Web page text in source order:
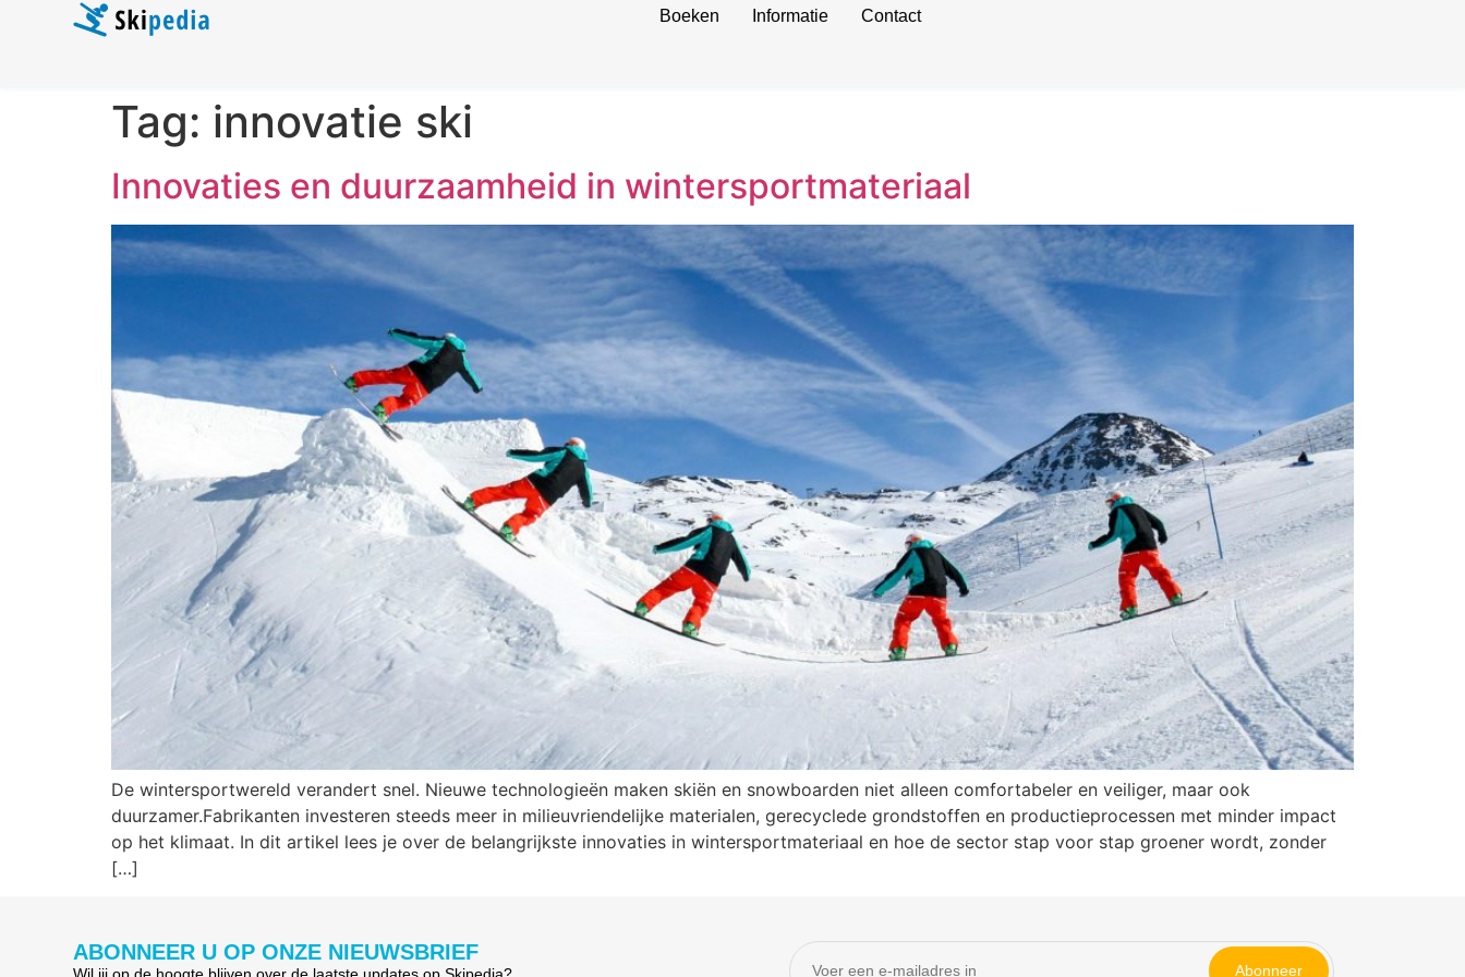
Boeken Informatie Contact
Tag: innovatie ski
Innovaties en duurzaamheid in wintersportmateriaal
De wintersportwereld verandert snel. Nieuwe technologieën maken skiën en snowboarden niet alleen comfortabeler en veiliger, maar ook
duurzamer.Fabrikanten investeren steeds meer in milieuvriendelijke materialen, gerecyclede grondstoffen en productieprocessen met minder impact
op het klimaat. In dit artikel lees je over de belangrijkste innovaties in wintersportmateriaal en hoe de sector stap voor stap groener wordt, zonder
[…]
ABONNEER U OP ONZE NIEUWSBRIEF
Wil jij op de hoogte blijven over de laatste updates op Skipedia? Abonneer